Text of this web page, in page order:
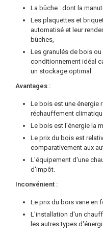
La bûche : dont la
Les plaquettes et
automatisé et leur
bûches,
Les granulés de bois
conditionnement idéal
un stockage optimal.
Avantages :
Le bois est une énergie
réchauffement
Le bois est l'énergie la
Le prix du bois est
comparativement aux
L'équipement d'une
d'impôt.
Inconvénient :
Le prix du bois varie en
L'installation d'un
les autres types